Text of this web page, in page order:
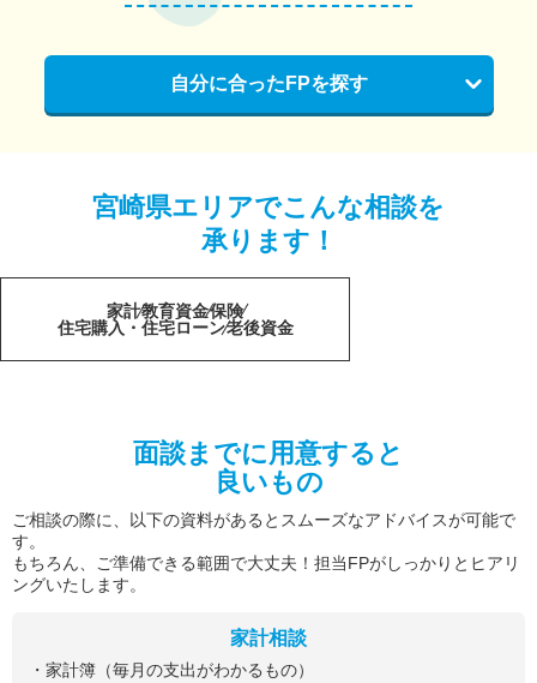
自分に合ったFPを探す
宮崎県エリアでこんな相談を
承ります！
家計教育資金保険
住宅購入・住宅ローン老後資金
面談までに用意すると
良いもの
ご相談の際に、以下の資料があるとスムーズなアドバイスが可能で
す。
もちろん、ご準備できる範囲で大丈夫！担当FPがしっかりとヒアリ
ングいたします。
家計相談
・家計簿（毎月の支出がわかるもの）